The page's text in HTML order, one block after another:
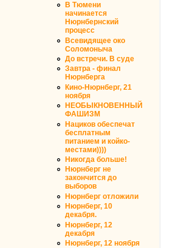
В Тюмени
начинается
Нюрнбернский
процесс
Всевидящее око
Соломоныча
До встречи. В суде
Завтра - финал
Нюрнберга
Кино-Нюрнберг, 21
ноября
НЕОБЫКНОВЕННЫЙ
ФАШИЗМ
Нациков обеспечат
бесплатным
питанием и койко-
местами))))
Никогда больше!
Нюрнберг не
закончится до
выборов
Нюрнберг отложили
Нюрнберг, 10
декабря.
Нюрнберг, 12
декабря
Нюрнберг, 12 ноября